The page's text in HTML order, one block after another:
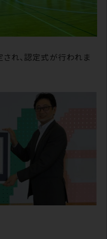
れ、認定式が行われま